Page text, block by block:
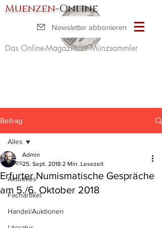
Muenzen-Online
Das Online-Magazin für Münzsammler
Newsletter abbonieren
Beitrag
Alles
Aktuelles
Fachartikel
Handel/Auktionen
Alles
Erfurter Numismatische Gespräche
am 5./6. Oktober 2018
Admin
25. Sept. 2018 2 Min. Lesezeit